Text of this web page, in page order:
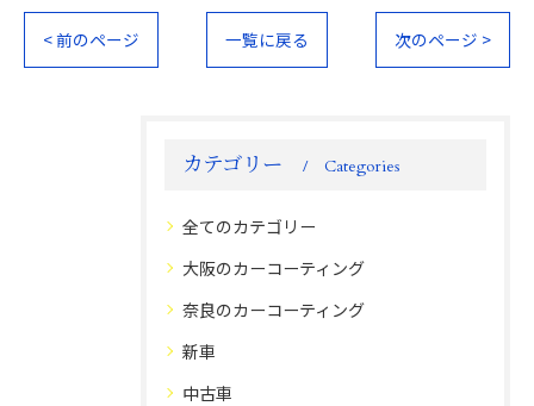
< 前のページ 一覧に戻る 次のページ >
カテゴリー Categories
全てのカテゴリー
大阪のカーコーティング
奈良のカーコーティング
新車
中古車